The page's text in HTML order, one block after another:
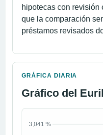
hipotecas con revisión
que la comparación
préstamos revisados
GRÁFICA DIARIA
Gráfico del